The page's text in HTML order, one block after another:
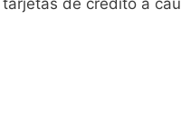
tarjetas de crédito a